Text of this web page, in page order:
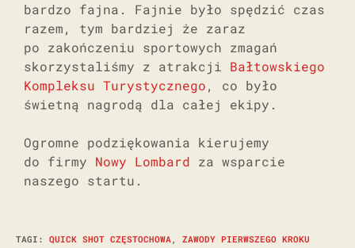
bardzo fajna. Fajnie było spędzić czas
razem, tym bardziej że zaraz
po zakończeniu sportowych zmagań
skorzystaliśmy z atrakcji Bałtowskiego
Kompleksu Turystycznego, co było
świetną nagrodą dla całej ekipy.
Ogromne podziękowania kierujemy
do firmy Nowy Lombard za wsparcie
naszego startu.
TAGI : QUICK SHOT CZĘSTOCHOWA, ZAWODY PIERWSZEGO KROKU